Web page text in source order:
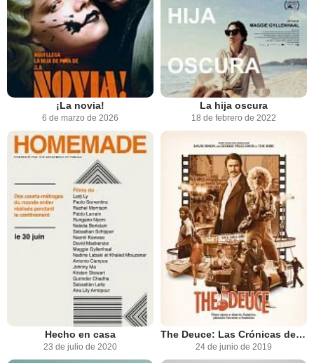
¡La novia!
6 de marzo de 2026
La hija oscura
18 de febrero de 2022
Hecho en casa
23 de julio de 2020
The Deuce: Las Crónicas de Times Square
24 de junio de 2019